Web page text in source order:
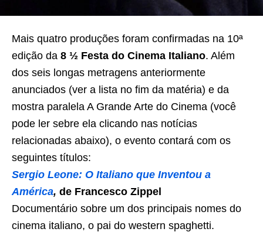
Mais quatro produções foram confirmadas na 10ª
edição da 8 ½ Festa do Cinema Italiano. Além
dos seis longas metragens anteriormente
anunciados (ver a lista no fim da matéria) e da
mostra paralela A Grande Arte do Cinema (você
pode ler sebre ela clicando nas notícias
relacionadas abaixo), o evento contará com os
seguintes títulos:
Sergio Leone: O Italiano que Inventou a
América, de Francesco Zippel
Documentário sobre um dos principais nomes do
cinema italiano, o pai do western spaghetti.